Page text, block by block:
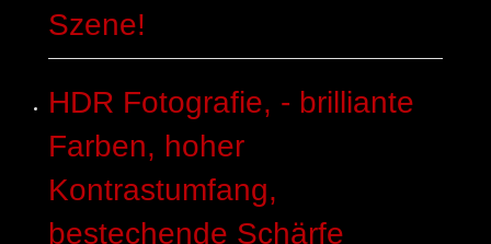
Szene!
HDR Fotografie, - brilliante
Farben, hoher
Kontrastumfang,
bestechende Schärfe